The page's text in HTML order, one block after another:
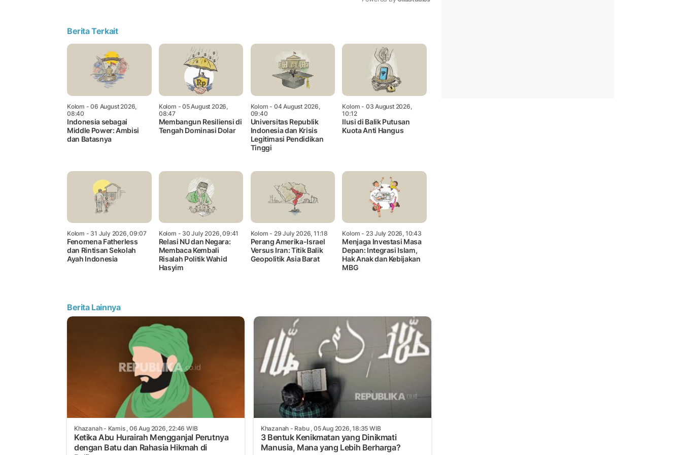
Berita Terkait
Kolom - 06 August 2026,
08:40
Indonesia sebagai
Middle Power: Ambisi
dan Batasnya
Kolom - 05 August 2026,
08:47
Membangun Resiliensi di
Tengah Dominasi Dolar
Kolom - 04 August 2026,
09:40
Universitas Republik
Indonesia dan Krisis
Legitimasi Pendidikan
Tinggi
Kolom - 03 August 2026,
10:12
Ilusi di Balik Putusan
Kuota Anti Hangus
Kolom - 31 July 2026, 09:07
Fenomena Fatherless
dan Rintisan Sekolah
Ayah Indonesia
Kolom - 30 July 2026, 09:41
Relasi NU dan Negara:
Membaca Kembali
Risalah Politik Wahid
Hasyim
Kolom - 29 July 2026, 11:18
Perang Amerika-Israel
Versus Iran: Titik Balik
Geopolitik Asia Barat
Kolom - 23 July 2026, 10:43
Menjaga Investasi Masa
Depan: Integrasi Islam,
Hak Anak dan Kebijakan
MBG
Berita Lainnya
Khazanah- Kamis , 06 Aug 2026, 22:46 WIB
Ketika Abu Hurairah Mengganjal Perutnya
dengan Batu dan Rahasia Hikmah di
Khazanah - Rabu , 05 Aug 2026, 18:35 WIB
3 Bentuk Kenikmatan yang Dinikmati
Manusia, Mana yang Lebih Berharga?